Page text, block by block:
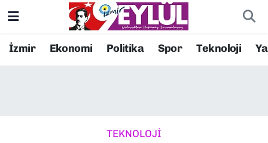
İzmir Ekonomi Politika Spor Teknoloji
TEKNOLOJİ
Resmi İlanlar
Konak Nöbetçi Eczaneler
Süper Lig Puan Durumu ve Fikstür